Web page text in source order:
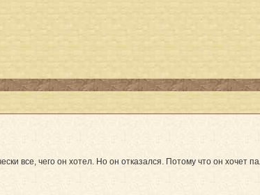
все, чего он хотел. Но он отказался. Потому что он хочет